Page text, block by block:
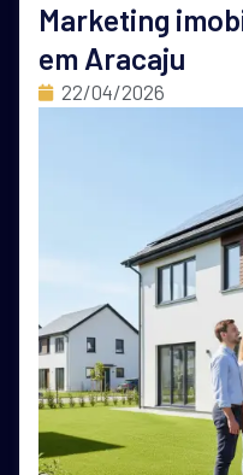
Marketing
em Aracaju
22/04/2026